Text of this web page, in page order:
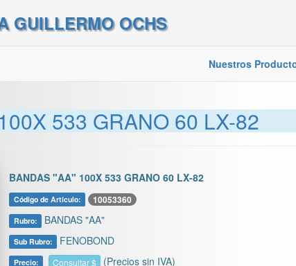
GUILLERMO OCHS
Nuestros
533 GRANO 60 LX-82
BANDAS "AA" 100X 533 GRANO 60 LX-82
Código de Artículo: 10053360
Rubro: BANDAS "AA"
Sub Rubro: FENOBOND
Precio: Consultar $ (Precios sin IVA)